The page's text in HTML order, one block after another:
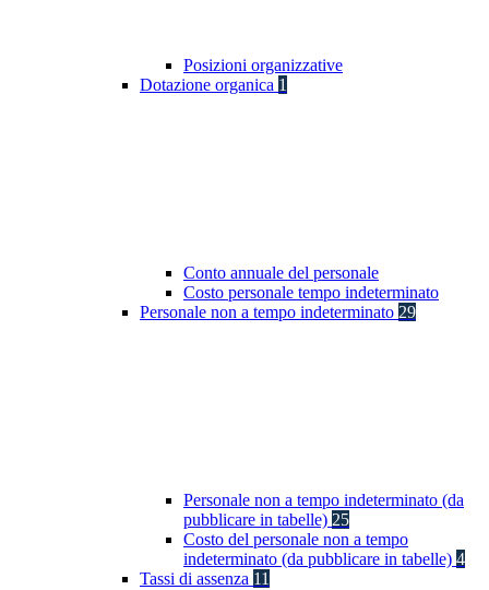
Posizioni organizzative
Dotazione organica 1
Conto annuale del personale
Costo personale tempo indeterminato
Personale non a tempo indeterminato 29
Personale non a tempo indeterminato (da
pubblicare in tabelle) 25
Costo del personale non a tempo
indeterminato (da pubblicare in tabelle) 4
Tassi di assenza 11